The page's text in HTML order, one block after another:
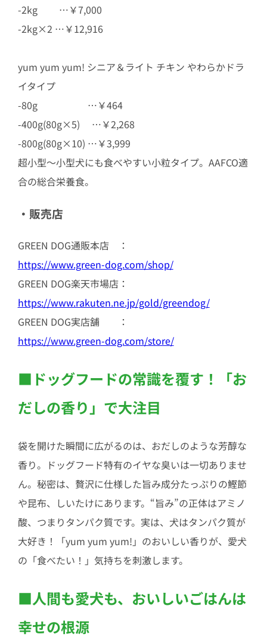
-2kg …￥7,000
-2kg×2 …￥12,916
yum yum yum! シニア＆ライト チキン やわらかドラ
イタイプ
-80g …￥464
-400g(80g×5) …￥2,268
-800g(80g×10) …￥3,999
超小型～小型犬にも食べやすい小粒タイプ。AAFCO適
合の総合栄養食。
・販売店
GREEN DOG通販本店 ：
https://www.green-dog.com/shop/
GREEN DOG楽天市場店：
https://www.rakuten.ne.jp/gold/greendog/
GREEN DOG実店舗 ：
https://www.green-dog.com/store/
■ドッグフードの常識を覆す！「お
だしの香り」で大注目
袋を開けた瞬間に広がるのは、おだしのような芳醇な
香り。ドッグフード特有のイヤな臭いは一切ありませ
ん。秘密は、贅沢に仕様した旨み成分たっぷりの鰹節
や昆布、しいたけにあります。“旨み”の正体はアミノ
酸、つまりタンパク質です。実は、犬はタンパク質が
大好き！「yum yum yum!」のおいしい香りが、愛犬
の「食べたい！」気持ちを刺激します。
■人間も愛犬も、おいしいごはんは
幸せの根源